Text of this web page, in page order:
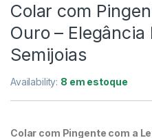
Colar com
Ouro –
Semijoias
Availability: 8 em estoque
Colar com Pingente com a